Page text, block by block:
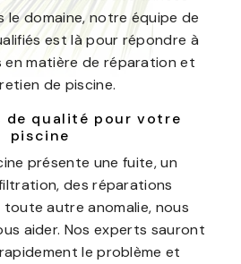
le domaine, notre équipe de
est là pour répondre à
en matière de réparation et
de piscine.
de qualité pour votre
piscine
présente une fuite, un
des réparations
autre anomalie, nous
aider. Nos experts sauront
le problème et